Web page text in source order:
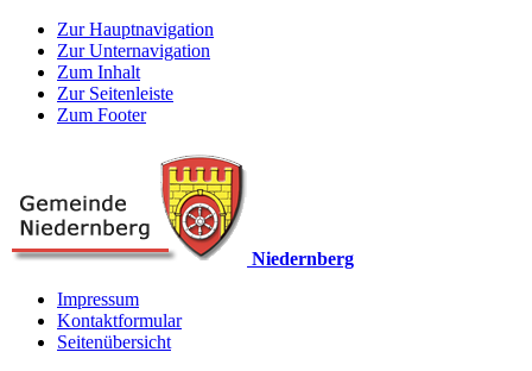
Zur Hauptnavigation
Zur Unternavigation
Zum Inhalt
Zur Seitenleiste
Zum Footer
Niedernberg
Impressum
Kontaktformular
Seitenübersicht